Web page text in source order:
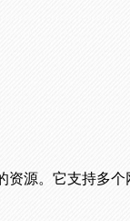
源。它支持多个